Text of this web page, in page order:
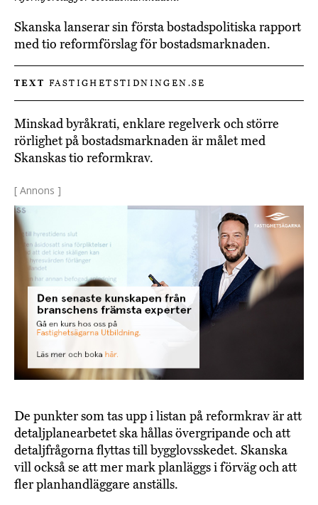
Skanska lanserar sin första bostadspolitiska rapport
med tio reformförslag för bostadsmarknaden.
TEXT FASTIGHETSTIDNINGEN.SE
Minskad byråkrati, enklare regelverk och större
rörlighet på bostadsmarknaden är målet med
Skanskas tio reformkrav.
[ Annons ]
De punkter som tas upp i listan på reformkrav är att
detaljplanearbetet ska hållas övergripande och att
detaljfrågorna flyttas till bygglovsskedet. Skanska
vill också se att mer mark planläggs i förväg och att
fler planhandläggare anställs.